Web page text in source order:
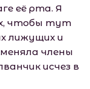
её рта. Я
чтобы тут
лижущих и
члены
исчез в